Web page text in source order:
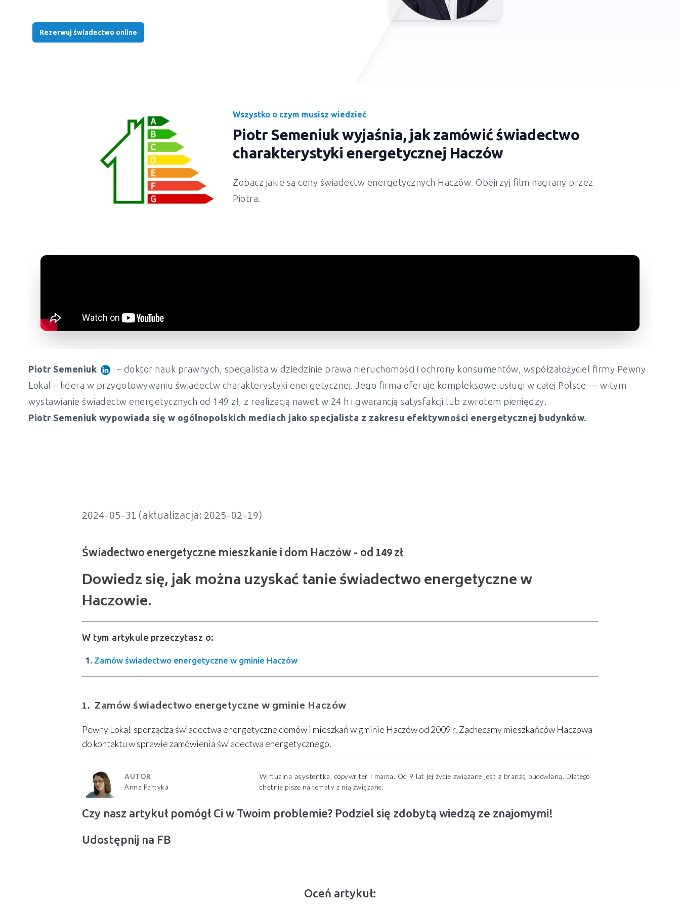
Rezerwuj świadectwo online
Wszystko o czym musisz wiedzieć
Piotr Semeniuk wyjaśnia, jak zamówić świadectwo
charakterystyki energetycznej Haczów
Zobacz jakie są ceny świadectw energetycznych Haczów. Obejrzyj film nagrany przez
Piotra.
Piotr Semeniuk
– doktor nauk prawnych, specjalista w dziedzinie prawa nieruchomości i ochrony konsumentów, współzałożyciel firmy Pewny
Lokal – lidera w przygotowywaniu świadectw charakterystyki energetycznej. Jego firma oferuje kompleksowe usługi w całej Polsce — w tym
wystawianie świadectw energetycznych od 149 zł, z realizacją nawet w 24 h i gwarancją satysfakcji lub zwrotem pieniędzy.
Piotr Semeniuk wypowiada się w ogólnopolskich mediach jako specjalista z zakresu efektywności energetycznej budynków.
2024-05-31 (aktualizacja: 2025-02-19)
Dowiedz się, jak można uzyskać tanie świadectwo energetyczne w
Haczowie.
W tym artykule przeczytasz o:
Zamów świadectwo energetyczne w gminie Haczów
Zamów świadectwo energetyczne w gminie Haczów
Pewny Lokal sporządza świadectwa energetyczne domów i mieszkań w gminie Haczów od 2009 r. Zachęcamy mieszkańców Haczowa
do kontaktu w sprawie zamówienia świadectwa energetycznego.
AUTOR
Anna Partyka
Wirtualna asystentka, copywriter i mama. Od 9 lat jej życie związane jest z branżą budowlaną. Dlatego
chętnie pisze na tematy z nią związane.
Czy nasz artykuł pomógł Ci w Twoim problemie? Podziel się zdobytą wiedzą ze znajomymi!
Udostępnij na FB
Oceń artykuł: